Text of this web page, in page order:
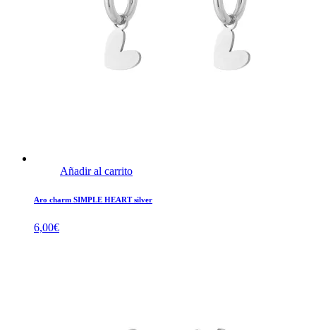
Añadir al carrito
Aro charm SIMPLE HEART silver
6,00€